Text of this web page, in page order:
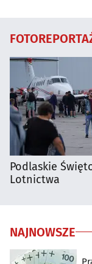
Podlaskie
Lotnictwa
NAJNOWSZE